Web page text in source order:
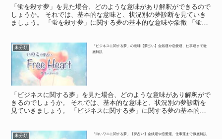
「蛍を殺す夢」を見た場合、どのような意味があり解釈ができるので
しょうか。 それでは、基本的な意味と、状況別の夢診断を見ていき
ましょう。 「蛍を殺す夢」に関する夢の基本的な意味や象徴 「蛍を
未分類
「ビジネスに関する夢」の意味【夢占い】金銭運や恋愛運、仕事運まで徹
底解説
「ビジネスに関する夢」を見た場合、どのような意味があり解釈がで
きるのでしょうか。 それでは、基本的な意味と、状況別の夢診断を
見ていきましょう。 「ビジネスに関する夢」に関する夢の基本的な
未分類 「白いワニに関する夢」【夢占い】金銭運や恋愛運、仕事運まで徹底解説